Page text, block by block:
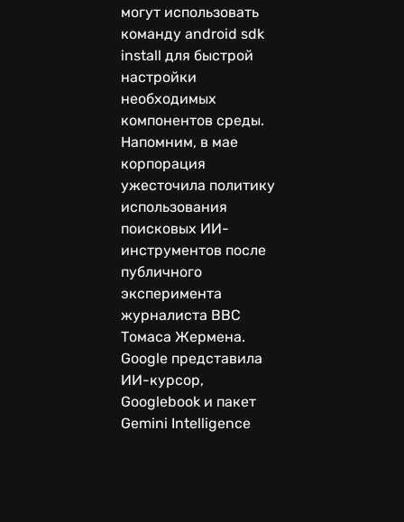
могут использовать
команду android sdk
install для быстрой
настройки
необходимых
компонентов среды.
Напомним, в мае
корпорация
ужесточила политику
использования
поисковых ИИ-
инструментов после
публичного
эксперимента
журналиста BBC
Томаса Жермена.
Google представила
ИИ-курсор,
Googlebook и пакет
Gemini Intelligence